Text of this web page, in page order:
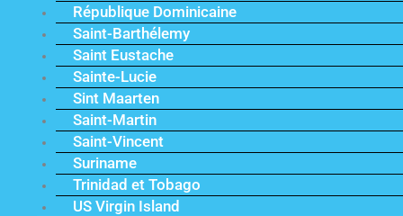
République Dominicaine
Saint-Barthélemy
Saint Eustache
Sainte-Lucie
Sint Maarten
Saint-Martin
Saint-Vincent
Suriname
Trinidad et Tobago
US Virgin Island